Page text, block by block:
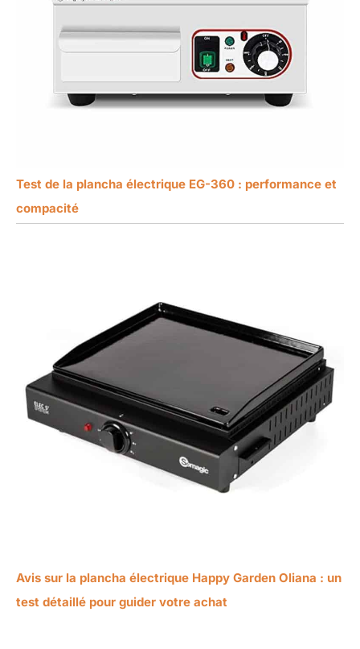
Test de la plancha électrique EG-360 : performance et
compacité
Avis sur la plancha électrique Happy Garden Oliana : un
test détaillé pour guider votre achat